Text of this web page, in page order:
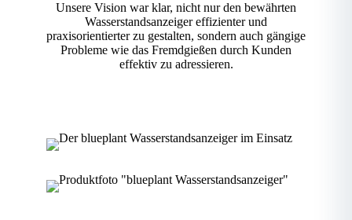
Unsere Vision war klar, nicht nur den bewährten
Wasserstandsanzeiger effizienter und
praxisorientierter zu gestalten, sondern auch gängige
Probleme wie das Fremdgießen durch Kunden
effektiv zu adressieren.